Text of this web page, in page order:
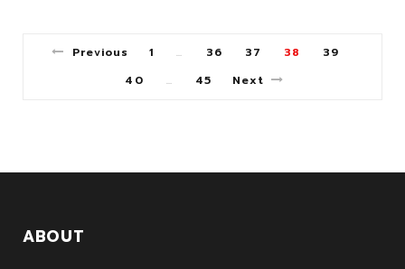
Previous 1 … 36 37 38
39
40
… 45 Next
ABOUT